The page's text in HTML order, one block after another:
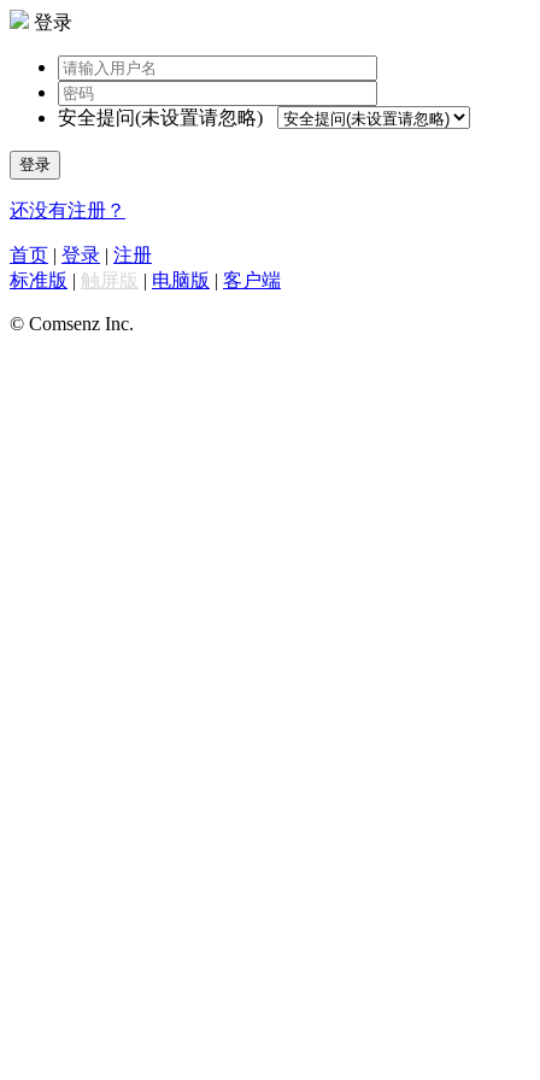
登录
安全提问(未设置请忽略)
登录
还没有注册？
首页 | 登录 | 注册
标准版 | 触屏版 | 电脑版 | 客户端
© Comsenz Inc.